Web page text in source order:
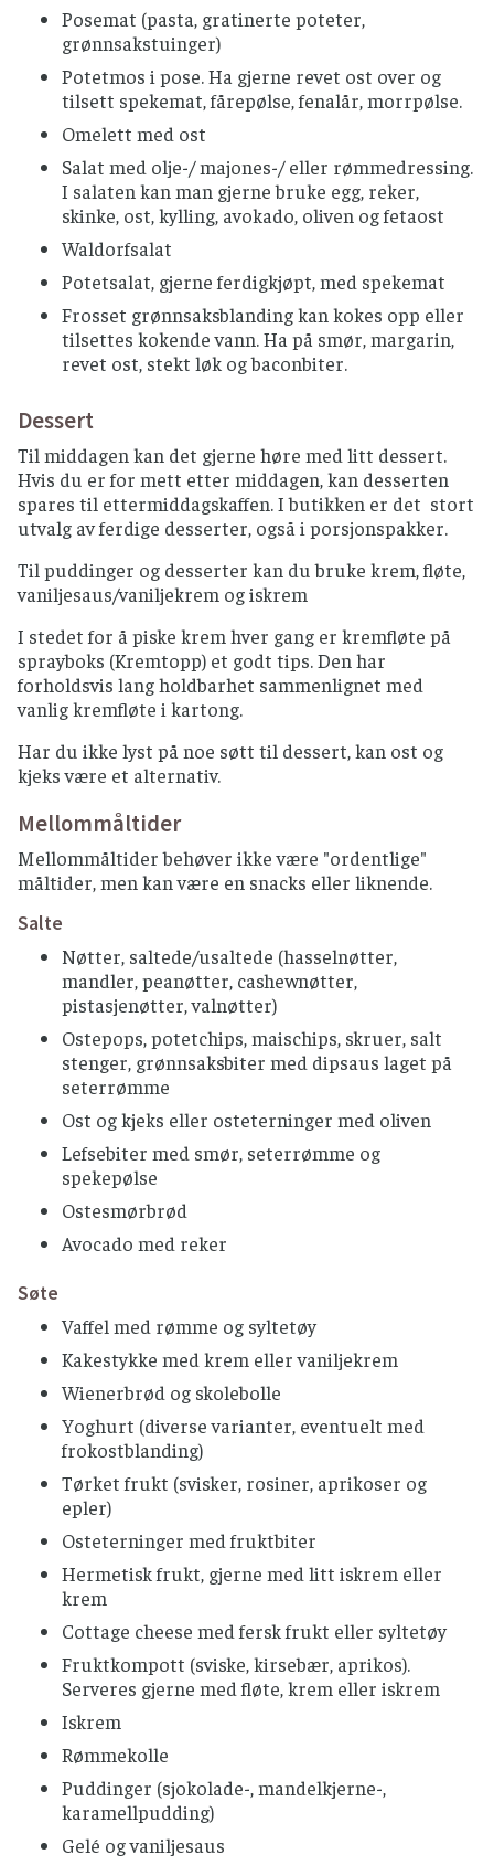
Posemat (pasta, gratinerte poteter,
grønnsakstuinger)
Potetmos i pose. Ha gjerne revet ost over og
tilsett spekemat, fårepølse, fenalår, morrpølse.
Omelett med ost
Salat med olje-/ majones-/ eller rømmedressing.
I salaten kan man gjerne bruke egg, reker,
skinke, ost, kylling, avokado, oliven og fetaost
Waldorfsalat
Potetsalat, gjerne ferdigkjøpt, med spekemat
Frosset grønnsaksblanding kan kokes opp eller
tilsettes kokende vann. Ha på smør, margarin,
revet ost, stekt løk og baconbiter.
Dessert
Til middagen kan det gjerne høre med litt dessert.
Hvis du er for mett etter middagen, kan desserten
spares til ettermiddagskaffen. I butikken er det stort
utvalg av ferdige desserter, også i porsjonspakker.
Til puddinger og desserter kan du bruke krem, fløte,
vaniljesaus/vaniljekrem og iskrem
I stedet for å piske krem hver gang er kremfløte på
sprayboks (Kremtopp) et godt tips. Den har
forholdsvis lang holdbarhet sammenlignet med
vanlig kremfløte i kartong.
Har du ikke lyst på noe søtt til dessert, kan ost og
kjeks være et alternativ.
Mellommåltider
Mellommåltider behøver ikke være "ordentlige"
måltider, men kan være en snacks eller liknende.
Salte
Nøtter, saltede/usaltede (hasselnøtter,
mandler, peanøtter, cashewnøtter,
pistasjenøtter, valnøtter)
Ostepops, potetchips, maischips, skruer, salt
stenger, grønnsaksbiter med dipsaus laget på
seterrømme
Ost og kjeks eller osteterninger med oliven
Lefsebiter med smør, seterrømme og
spekepølse
Ostesmørbrød
Avocado med reker
Søte
Vaffel med rømme og syltetøy
Kakestykke med krem eller vaniljekrem
Wienerbrød og skolebolle
Yoghurt (diverse varianter, eventuelt med
frokostblanding)
Tørket frukt (svisker, rosiner, aprikoser og
epler)
Osteterninger med fruktbiter
Hermetisk frukt, gjerne med litt iskrem eller
krem
Cottage cheese med fersk frukt eller syltetøy
Fruktkompott (sviske, kirsebær, aprikos).
Serveres gjerne med fløte, krem eller iskrem
Iskrem
Rømmekolle
Puddinger (sjokolade-, mandelkjerne-,
karamellpudding)
Gelé og vaniljesaus